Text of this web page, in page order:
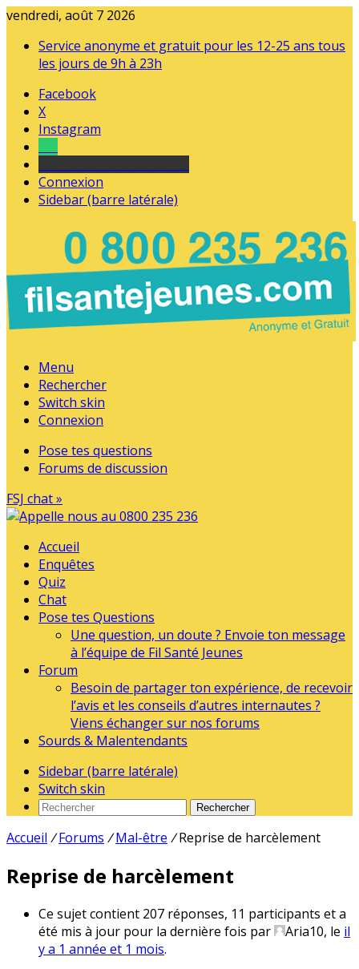
vendredi, août 7 2026
Service anonyme et gratuit pour les 12-25 ans tous
les jours de 9h à 23h
Facebook
X
Instagram
Connexion
Sidebar (barre latérale)
Menu
Rechercher
Switch skin
Connexion
Pose tes questions
Forums de discussion
FSJ chat »
Accueil
Enquêtes
Quiz
Chat
Pose tes Questions
Une question, un doute ? Envoie ton message
à l’équipe de Fil Santé Jeunes
Forum
Besoin de partager ton expérience, de recevoir
l’avis et les conseils d’autres internautes ?
Viens échanger sur nos forums
Sourds & Malentendants
Sidebar (barre latérale)
Switch skin
Rechercher
Accueil / Forums / Mal-être / Reprise de harcèlement
Reprise de harcèlement
Ce sujet contient 207 réponses, 11 participants et a
été mis à jour pour la dernière fois par
Aria10, le il
y a 1 année et 1 mois.